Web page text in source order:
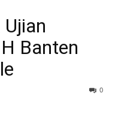
Banten
0